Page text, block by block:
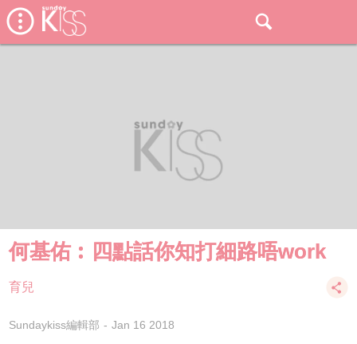
何基佑︰四點話你知打細路唔work
育兒
Sundaykiss編輯部 Jan 16 2018